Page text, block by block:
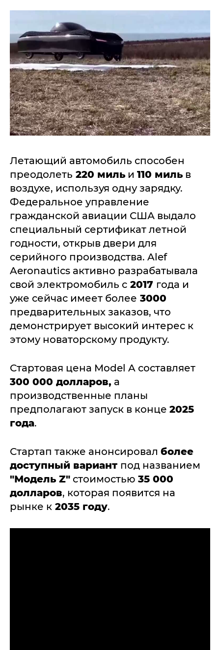
Летающий автомобиль способен
преодолеть 220 миль и 110 миль в
воздухе, используя одну зарядку.
Федеральное управление
гражданской авиации США выдало
специальный сертификат летной
годности, открыв двери для
серийного производства. Alef
Aeronautics активно разрабатывала
свой электромобиль с 2017 года и
уже сейчас имеет более 3000
предварительных заказов, что
демонстрирует высокий интерес к
этому новаторскому продукту.
Стартовая цена Model A составляет
300 000 долларов, а
производственные планы
предполагают запуск в конце 2025
года.
Стартап также анонсировал более
доступный вариант под названием
"Модель Z" стоимостью 35 000
долларов, которая появится на
рынке к 2035 году.